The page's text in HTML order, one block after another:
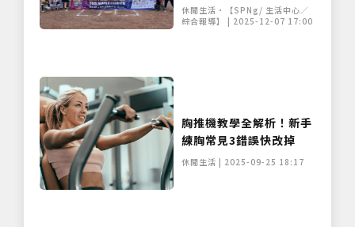
冬日送暖
休閒生活•【SPNg/ 生活中心／
綜合報導】 | 2025-12-07 17:00
胸推機教學全解析！新手
練胸常見3錯誤快改掉
休閒生活 | 2025-09-25 18:17